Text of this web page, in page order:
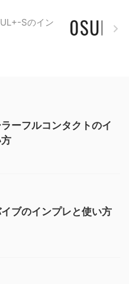
Sのイン
ーフルコンタクトのイ
ブのインプレと使い方